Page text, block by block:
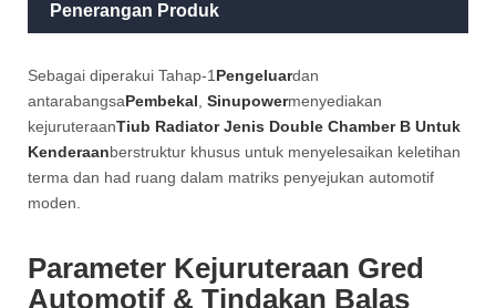
Penerangan Produk
Sebagai diperakui Tahap-1 Pengeluardan
antarabangsaPembekal Sinupowermenyediakan
kejuruteraanTiub Radiator Jenis Double Chamber B Untuk
Kenderaanberstruktur khusus untuk menyelesaikan keletihan
terma dan had ruang dalam matriks penyejukan automotif
moden.
Parameter Kejuruteraan Gred
Automotif & Tindakan Balas